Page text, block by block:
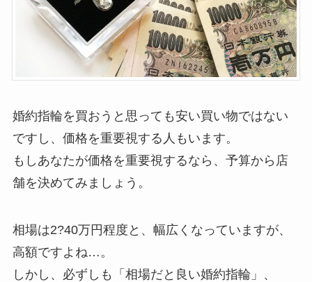
婚約指輪を買おうと思っても安い買い物ではない
ですし、価格を重要視する人もいます。
もしあなたが価格を重要視するなら、予算から店
舗を決めてみましょう。
相場は2?40万円程度と、幅広くなっていますが、
高額ですよね…。
しかし、必ずしも「相場だと良い婚約指輪」、